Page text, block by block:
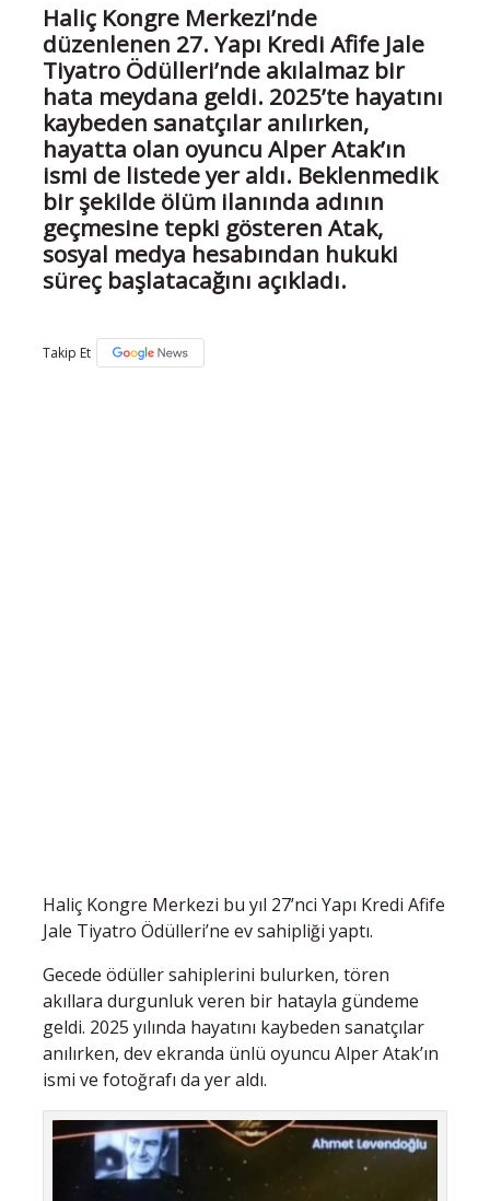
Haliç Kongre Merkezi’nde
düzenlenen 27. Yapı Kredi Afife Jale
Tiyatro Ödülleri’nde akılalmaz bir
hata meydana geldi. 2025’te hayatını
kaybeden sanatçılar anılırken,
hayatta olan oyuncu Alper Atak’ın
ismi de listede yer aldı. Beklenmedik
bir şekilde ölüm ilanında adının
geçmesine tepki gösteren Atak,
sosyal medya hesabından hukuki
süreç başlatacağını açıkladı.
Takip Et
Haliç Kongre Merkezi bu yıl 27’nci Yapı Kredi Afife
Jale Tiyatro Ödülleri’ne ev sahipliği yaptı.
Gecede ödüller sahiplerini bulurken, tören
akıllara durgunluk veren bir hatayla gündeme
geldi. 2025 yılında hayatını kaybeden sanatçılar
anılırken, dev ekranda ünlü oyuncu Alper Atak’ın
ismi ve fotoğrafı da yer aldı.